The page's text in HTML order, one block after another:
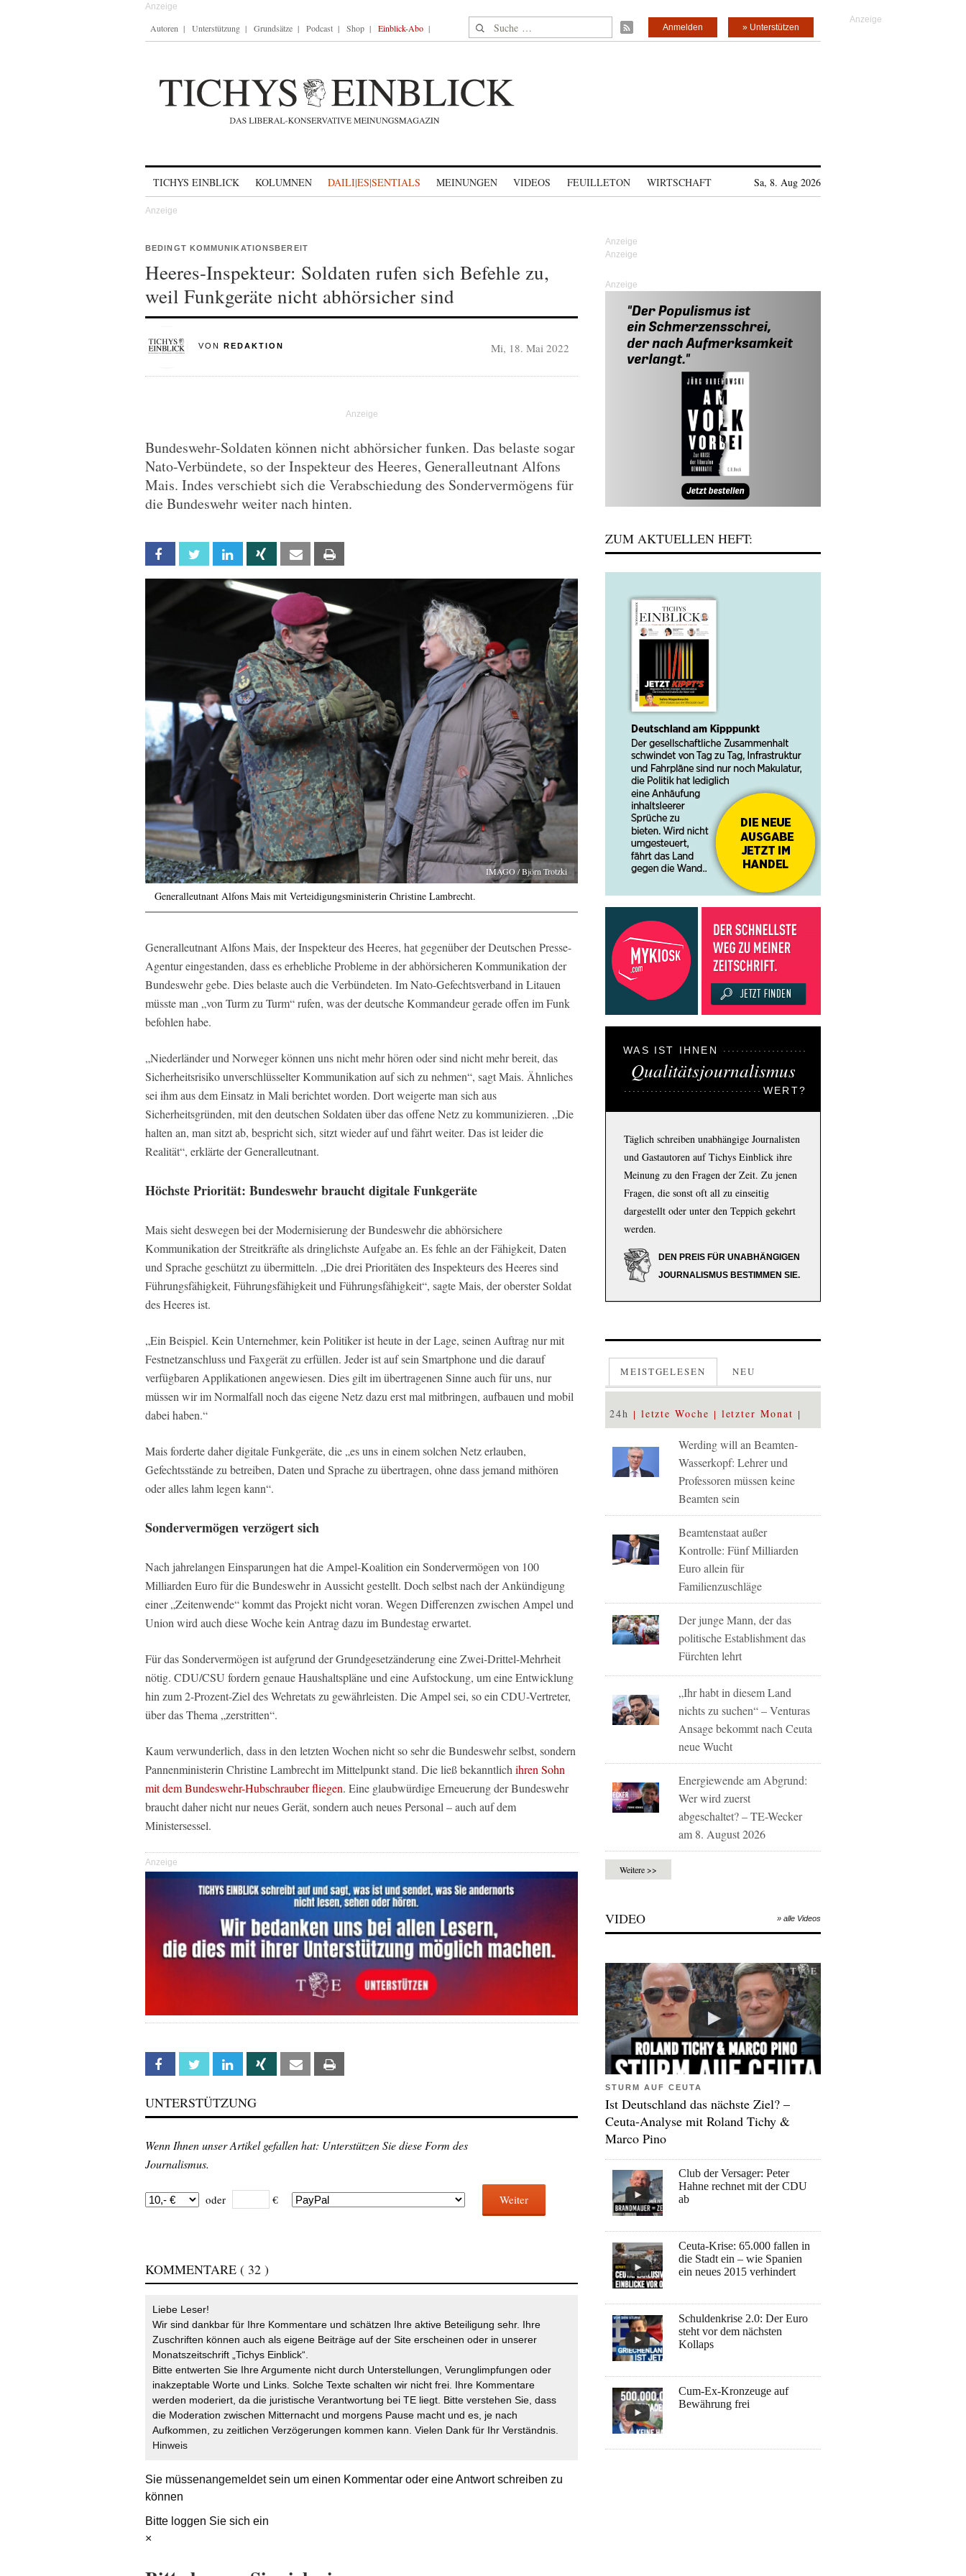
Autoren Unterstützung Grundsätze Podcast Shop Einblick-Abo Suche nach: » Unterstützen
Anmelden
TICHYS EINBLICK KOLUMNEN DAILI|ES|SENTIALS MEINUNGEN VIDEOS FEUILLETON WIRTSCHAFT Sa, 8. Aug 2026
BEDINGT KOMMUNIKATIONSBEREIT
Heeres-Inspekteur: Soldaten rufen sich Befehle zu,
weil Funkgeräte nicht abhörsicher sind
VON REDAKTION Mi, 18. Mai 2022
Bundeswehr-Soldaten können nicht abhörsicher funken. Das belaste sogar
Nato-Verbündete, so der Inspekteur des Heeres, Generalleutnant Alfons
Mais. Indes verschiebt sich die Verabschiedung des Sondervermögens für
die Bundeswehr weiter nach hinten.
Facebook Twitter Linkedin Xing Email
IMAGO / Björn Trotzki
Generalleutnant Alfons Mais mit Verteidigungsministerin Christine Lambrecht.
Generalleutnant Alfons Mais, der Inspekteur des Heeres, hat gegenüber der Deutschen Presse-
Agentur eingestanden, dass es erhebliche Probleme in der abhörsicheren Kommunikation der
Bundeswehr gebe. Dies belaste auch die Verbündeten. Im Nato-Gefechtsverband in Litauen
müsste man „von Turm zu Turm“ rufen, was der deutsche Kommandeur gerade offen im Funk
befohlen habe.
„Niederländer und Norweger können uns nicht mehr hören oder sind nicht mehr bereit, das
Sicherheitsrisiko unverschlüsselter Kommunikation auf sich zu nehmen“, sagt Mais. Ähnliches
sei ihm aus dem Einsatz in Mali berichtet worden. Dort weigerte man sich aus
Sicherheitsgründen, mit den deutschen Soldaten über das offene Netz zu kommunizieren. „Die
halten an, man sitzt ab, bespricht sich, sitzt wieder auf und fährt weiter. Das ist leider die
Realität“, erklärte der Generalleutnant.
Höchste Priorität: Bundeswehr braucht digitale Funkgeräte
Mais sieht deswegen bei der Modernisierung der Bundeswehr die abhörsichere
Kommunikation der Streitkräfte als dringlichste Aufgabe an. Es fehle an der Fähigkeit, Daten
und Sprache geschützt zu übermitteln. „Die drei Prioritäten des Inspekteurs des Heeres sind
Führungsfähigkeit, Führungsfähigkeit und Führungsfähigkeit“, sagte Mais, der oberster Soldat
des Heeres ist.
„Ein Beispiel. Kein Unternehmer, kein Politiker ist heute in der Lage, seinen Auftrag nur mit
Festnetzanschluss und Faxgerät zu erfüllen. Jeder ist auf sein Smartphone und die darauf
verfügbaren Applikationen angewiesen. Dies gilt im übertragenen Sinne auch für uns, nur
müssen wir im Normalfall noch das eigene Netz dazu erst mal mitbringen, aufbauen und mobil
dabei haben.“
Mais forderte daher digitale Funkgeräte, die „es uns in einem solchen Netz erlauben,
Gefechtsstände zu betreiben, Daten und Sprache zu übertragen, ohne dass jemand mithören
oder alles lahm legen kann“.
Sondervermögen verzögert sich
Nach jahrelangen Einsparungen hat die Ampel-Koalition ein Sondervermögen von 100
Milliarden Euro für die Bundeswehr in Aussicht gestellt. Doch selbst nach der Ankündigung
einer „Zeitenwende“ kommt das Projekt nicht voran. Wegen Differenzen zwischen Ampel und
Union wird auch diese Woche kein Antrag dazu im Bundestag erwartet.
Für das Sondervermögen ist aufgrund der Grundgesetzänderung eine Zwei-Drittel-Mehrheit
nötig. CDU/CSU fordern genaue Haushaltspläne und eine Aufstockung, um eine Entwicklung
hin zum 2-Prozent-Ziel des Wehretats zu gewährleisten. Die Ampel sei, so ein CDU-Vertreter,
über das Thema „zerstritten“.
Kaum verwunderlich, dass in den letzten Wochen nicht so sehr die Bundeswehr selbst, sondern
Pannenministerin Christine Lambrecht im Mittelpunkt stand. Die ließ bekanntlichihren Sohn
mit dem Bundeswehr-Hubschrauber fliegen. Eine glaubwürdige Erneuerung der Bundeswehr
braucht daher nicht nur neues Gerät, sondern auch neues Personal – auch auf dem
Ministersessel.
Anzeige
Facebook Twitter Linkedin Xing Email
UNTERSTÜTZUNG
Wenn Ihnen unser Artikel gefallen hat: Unterstützen Sie diese Form des
Journalismus.
oder € Weiter
KOMMENTARE ( 32 )
Liebe Leser!
Wir sind dankbar für Ihre Kommentare und schätzen Ihre aktive Beteiligung sehr. Ihre
Zuschriften können auch als eigene Beiträge auf der Site erscheinen oder in unserer
Monatszeitschrift „Tichys Einblick“.
Bitte entwerten Sie Ihre Argumente nicht durch Unterstellungen, Verunglimpfungen oder
inakzeptable Worte und Links. Solche Texte schalten wir nicht frei. Ihre Kommentare
werden moderiert, da die juristische Verantwortung bei TE liegt. Bitte verstehen Sie, dass
die Moderation zwischen Mitternacht und morgens Pause macht und es, je nach
Aufkommen, zu zeitlichen Verzögerungen kommen kann. Vielen Dank für Ihr Verständnis.
Hinweis
Sie müssenangemeldetsein um einen Kommentar oder eine Antwort schreiben zu
können
Bitte loggen Sie sich ein
×
Anzeige
ZUM AKTUELLEN HEFT:
WAS IST IHNEN
Qualitätsjournalismus
WERT?
Täglich schreiben unabhängige Journalisten
und Gastautoren auf Tichys Einblick ihre
Meinung zu den Fragen der Zeit. Zu jenen
Fragen, die sonst oft all zu einseitig
dargestellt oder unter den Teppich gekehrt
werden.
DEN PREIS FÜR UNABHÄNGIGEN
JOURNALISMUS BESTIMMEN SIE.
MEISTGELESEN NEU
24h letzte Woche letzter Monat
Werding will an Beamten-
Wasserkopf: Lehrer und
Professoren müssen keine
Beamten sein
Beamtenstaat außer
Kontrolle: Fünf Milliarden
Euro allein für
Familienzuschläge
Der junge Mann, der das
politische Establishment das
Fürchten lehrt
„Ihr habt in diesem Land
nichts zu suchen“ – Venturas
Ansage bekommt nach Ceuta
neue Wucht
Energiewende am Abgrund:
Wer wird zuerst
abgeschaltet? – TE-Wecker
am 8. August 2026
Weitere >>
VIDEO » alle Videos
STURM AUF CEUTA
Ist Deutschland das nächste Ziel? –
Ceuta-Analyse mit Roland Tichy &
Marco Pino
Club der Versager: Peter
Hahne rechnet mit der CDU
ab
Ceuta-Krise: 65.000 fallen in
die Stadt ein – wie Spanien
ein neues 2015 verhindert
Schuldenkrise 2.0: Der Euro
steht vor dem nächsten
Kollaps
Cum-Ex-Kronzeuge auf
Bewährung frei